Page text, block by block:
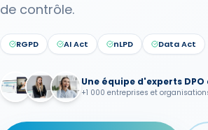
de contrôle.
RGPD AI Act nLPD Data Act
Une équipe d'experts
+1 000 entreprises et